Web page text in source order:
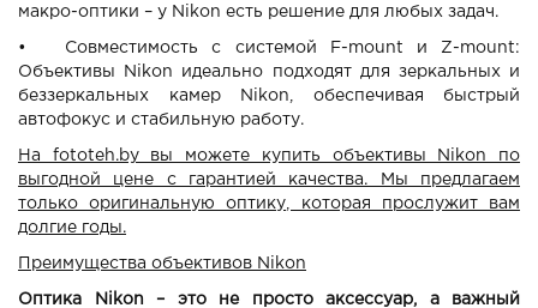
макро-оптики – у Nikon есть решение для любых задач.
•
Совместимость с системой F-mount и Z-mount:
Объективы Nikon идеально подходят для зеркальных и
беззеркальных камер Nikon, обеспечивая быстрый
автофокус и стабильную работу.
На fototeh.by вы можете купить объективы Nikon по
выгодной цене с гарантией качества. Мы предлагаем
только оригинальную оптику, которая прослужит вам
долгие годы.
Преимущества объективов Nikon
Оптика Nikon – это не просто аксессуар, а важный